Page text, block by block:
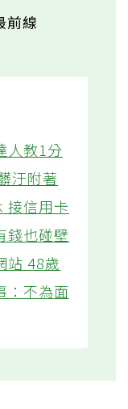
前線
人教1分
汙附著
接信用卡
錢也碰壁
站 48歲
：不為面